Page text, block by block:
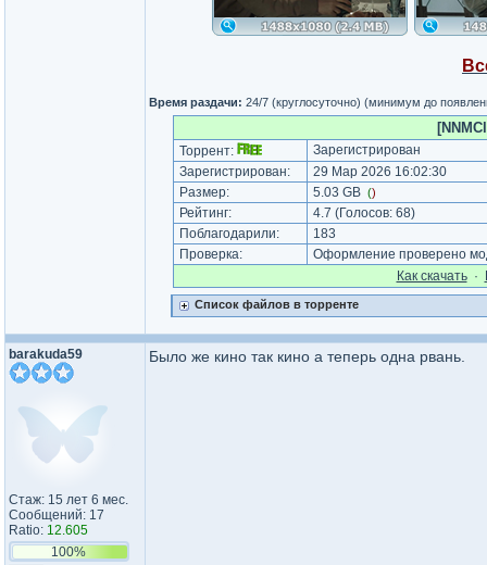
Время раздачи: 24/7 (круглосуточно) (минимум до
Торрент:
Зарегистрирован
Зарегистрирован:
29 Мар 2026 16:02:30
Размер:
5.03 GB ()
Рейтинг: 4.7 (Голосов: 68)
Поблагодарили:
183
Проверка:
Оформление проверено
Как cкачать·
Список файлов в торренте
barakuda59
Стаж: 15 лет 6 мес.
Сообщений: 17
Ratio: 12.605
100%
Было же кино так кино а теперь одна рвань.